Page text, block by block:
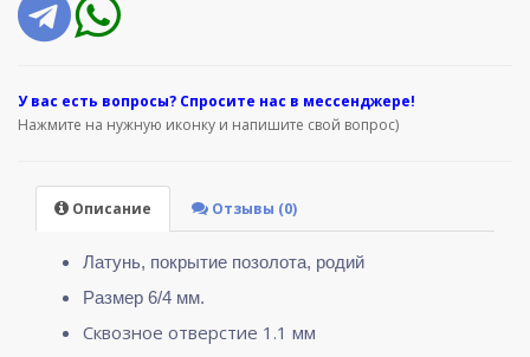
У вас есть вопросы? Спросите нас в мессенджере!
Нажмите на нужную иконку и напишите свой вопрос)
Описание Отзывы (0)
Латунь, покрытие позолота, родий
Размер 6/4 мм.
Сквозное отверстие 1.1 мм